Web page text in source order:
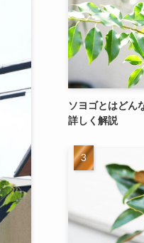
ソヨゴとはどん
詳しく解説